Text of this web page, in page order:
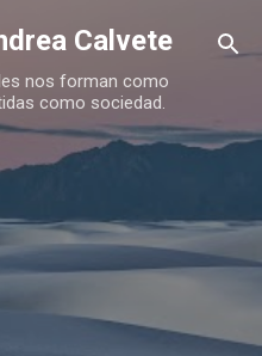
principalCalvete
nos forman como
como sociedad.